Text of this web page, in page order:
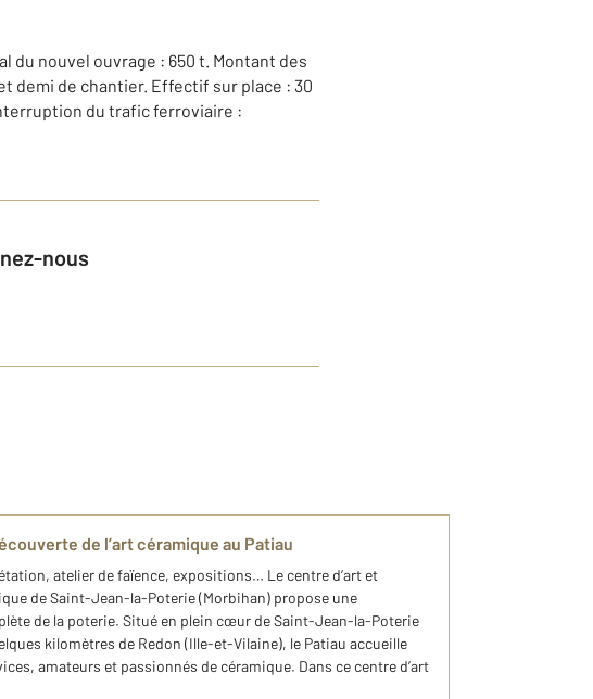
du nouvel ouvrage : 650 t. Montant des
demi de chantier. Effectif sur place : 30
du trafic ferroviaire :
nous
de l’art céramique au Patiau
atelier de faïence, expositions… Le centre d’art et
de Saint-Jean-la-Poterie (Morbihan) propose une
de la poterie. Situé en plein cœur de Saint-Jean-la-Poterie
kilomètres de Redon (Ille-et-Vilaine), le Patiau accueille
amateurs et passionnés de céramique. Dans ce centre d’art